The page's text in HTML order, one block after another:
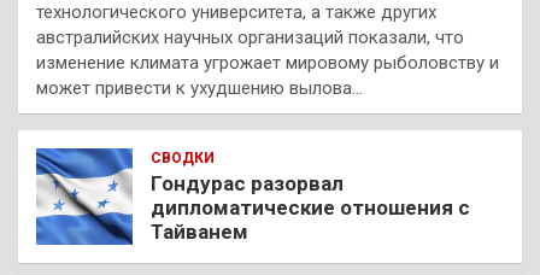
технологического университета, а также других
австралийских научных организаций показали, что
изменение климата угрожает мировому рыболовству и
может привести к ухудшению вылова…
СВОДКИ
Гондурас разорвал
дипломатические отношения с
Тайванем